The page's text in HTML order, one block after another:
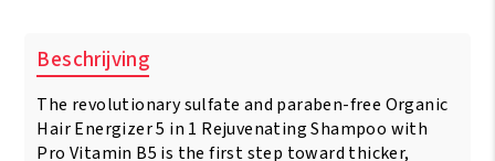
Rejuvenating
Shampoo
385
Beschrijving
The revolutionary sulfate and paraben-free Organic
Hair Energizer 5 in 1 Rejuvenating Shampoo with
Pro Vitamin B5 is the first step toward thicker,